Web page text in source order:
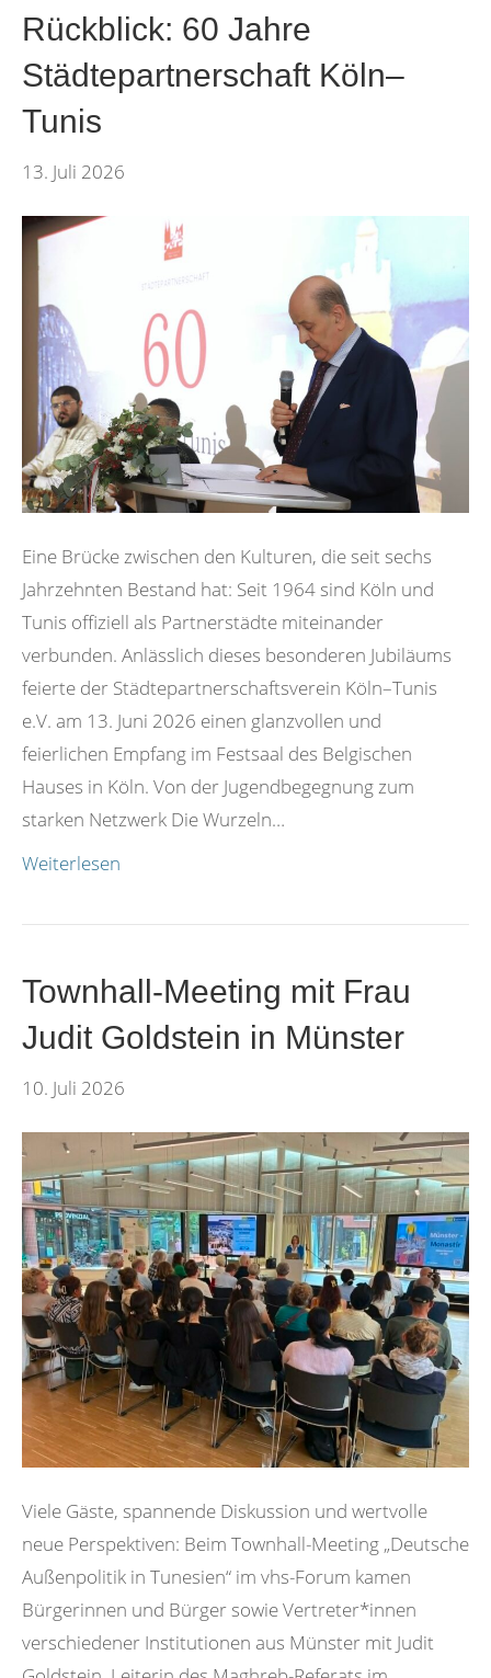
Rückblick: 60 Jahre
Städtepartnerschaft Köln–
Tunis
13. Juli 2026
Eine Brücke zwischen den Kulturen, die seit sechs
Jahrzehnten Bestand hat: Seit 1964 sind Köln und
Tunis offiziell als Partnerstädte miteinander
verbunden. Anlässlich dieses besonderen Jubiläums
feierte der Städtepartnerschaftsverein Köln–Tunis
e.V. am 13. Juni 2026 einen glanzvollen und
feierlichen Empfang im Festsaal des Belgischen
Hauses in Köln. Von der Jugendbegegnung zum
starken Netzwerk Die Wurzeln…
Weiterlesen
Townhall-Meeting mit Frau
Judit Goldstein in Münster
10. Juli 2026
Viele Gäste, spannende Diskussion und wertvolle
neue Perspektiven: Beim Townhall-Meeting „Deutsche
Außenpolitik in Tunesien“ im vhs-Forum kamen
Bürgerinnen und Bürger sowie Vertreter*innen
verschiedener Institutionen aus Münster mit Judit